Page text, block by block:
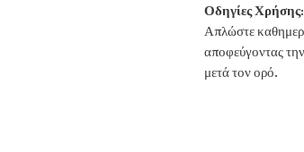
Οδηγίες Χρήσης:
Απλώστε
αποφεύγοντας
μετά τον ορό.